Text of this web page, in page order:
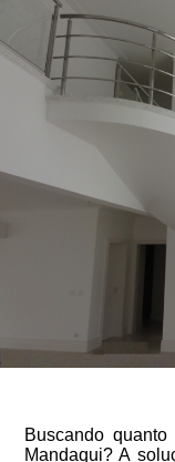
Buscando
Mandaqui? A